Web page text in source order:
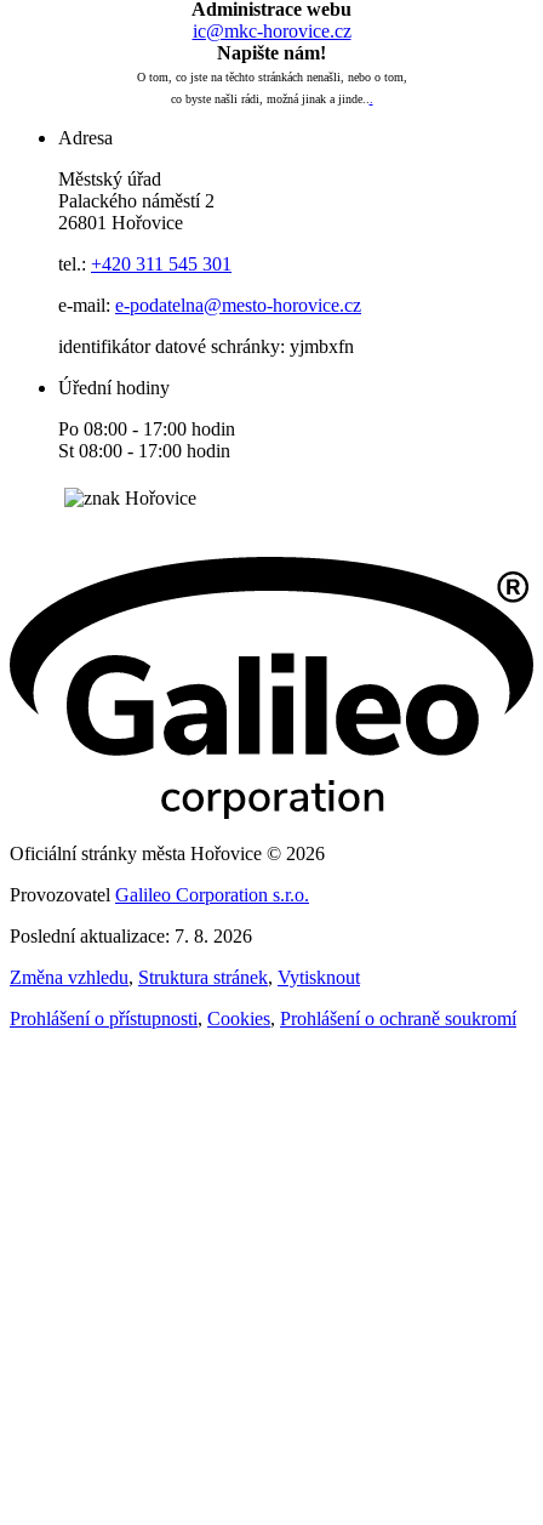
Administrace webu
ic@mkc-horovice.cz
Napište nám!
O tom, co jste na těchto stránkách nenašli, nebo o tom,
co byste našli rádi, možná jinak a jinde..
Adresa
Městský úřad
Palackého náměstí 2
26801 Hořovice
tel.: +420 311 545 301
e-mail: e-podatelna@mesto-horovice.cz
identifikátor datové schránky: yjmbxfn
Úřední hodiny
Po 08:00 - 17:00 hodin
St 08:00 - 17:00 hodin
Oficiální stránky města Hořovice © 2026
Provozovatel Galileo Corporation s.r.o.
Poslední aktualizace: 7. 8. 2026
Změna vzhledu, Struktura stránek, Vytisknout
Prohlášení o přístupnosti, Cookies, Prohlášení o ochraně soukromí